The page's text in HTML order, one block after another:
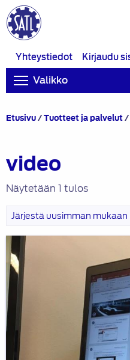
Yhteystiedot
Kirjaudu
Valikko
Etusivu/Tuotteet ja palvelut/
video
Näytetään 1 tulos
Ohjeet
PowerPoint-
videon
tekemiseen